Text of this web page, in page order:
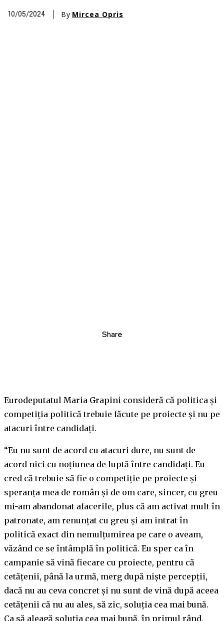
10/05/2024 By Mircea Opris
Share
Eurodeputatul Maria Grapini consideră că politica și
competiția politică trebuie făcute pe proiecte și nu pe
atacuri între candidați.
“Eu nu sunt de acord cu atacuri dure, nu sunt de
acord nici cu noțiunea de luptă între candidați. Eu
cred că trebuie să fie o competiție pe proiecte și
speranța mea de român și de om care, sincer, cu greu
mi-am abandonat afacerile, plus că am activat mult în
patronate, am renunțat cu greu și am intrat în
politică exact din nemulțumirea pe care o aveam,
văzând ce se întâmplă în politică. Eu sper ca în
campanie să vină fiecare cu proiecte, pentru că
cetățenii, până la urmă, merg după niște percepții,
dacă nu au ceva concret și nu sunt de vină după aceea
cetățenii că nu au ales, să zic, soluția cea mai bună.
Ca să aleagă soluția cea mai bună, în primul rând,